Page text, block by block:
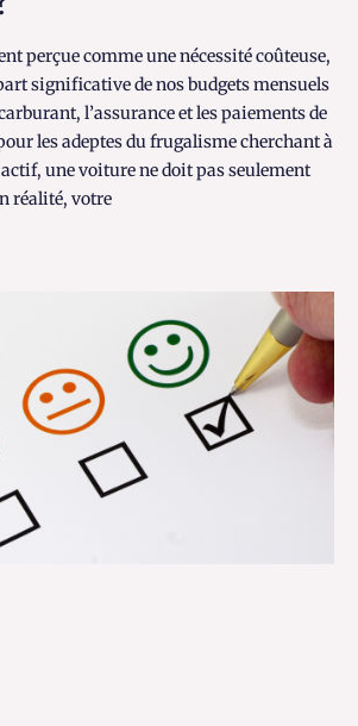
perçue comme une nécessité coûteuse,
significative de nos budgets mensuels
l’assurance et les paiements de
les adeptes du frugalisme cherchant à
une voiture ne doit pas seulement
réalité, votre